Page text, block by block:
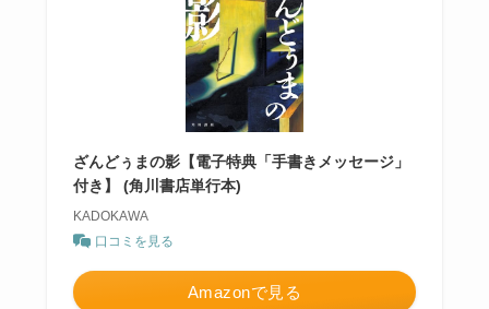
ざんどぅまの影【電子特典「手書きメッセージ」
付き】 (角川書店単行本)
KADOKAWA
口コミを見る
Amazonで見る